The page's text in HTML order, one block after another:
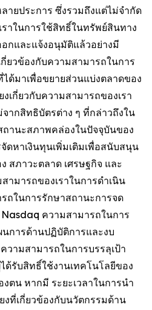
ายประการ ซึ่งรวมถึงแต่ไม่จำกัด
ราในการใช้สิทธิ์ในทรัพย์สินทาง
และแจ้งอนุมัติแล้วอย่างมี
ยวข้องกับความสามารถในการ
ด้มาเพื่อขยายส่วนแบ่งตลาดของ
งเกี่ยวกับความสามารถของเรา
ากสิทธิบัตรต่าง ๆ ที่กล่าวถึงใน
านะสภาพคล่องในปัจจุบันของ
ดหาเงินทุนเพิ่มเติมเพื่อสนับสนุน
สภาวะตลาด เศรษฐกิจ และ
ามารถของเราในการดำเนิน
ถในการรักษาสถานะการจด
ความสามารถในการ
การด้านปฏิบัติการและงบ
วามสามารถในการบรรลุเป้า
ด้รับสิทธิ์ใช้งานเทคโนโลยีของ
ตน หากมี ระยะเวลาในการนำ
งที่เกี่ยวข้องกับนวัตกรรมด้าน